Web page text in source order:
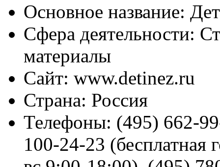
Основное название:
Сфера деятельности:
материалы
Сайт: www.detinez.ru
Страна: Россия
Телефоны: (495) 662-
100-24-23 (бесплатная